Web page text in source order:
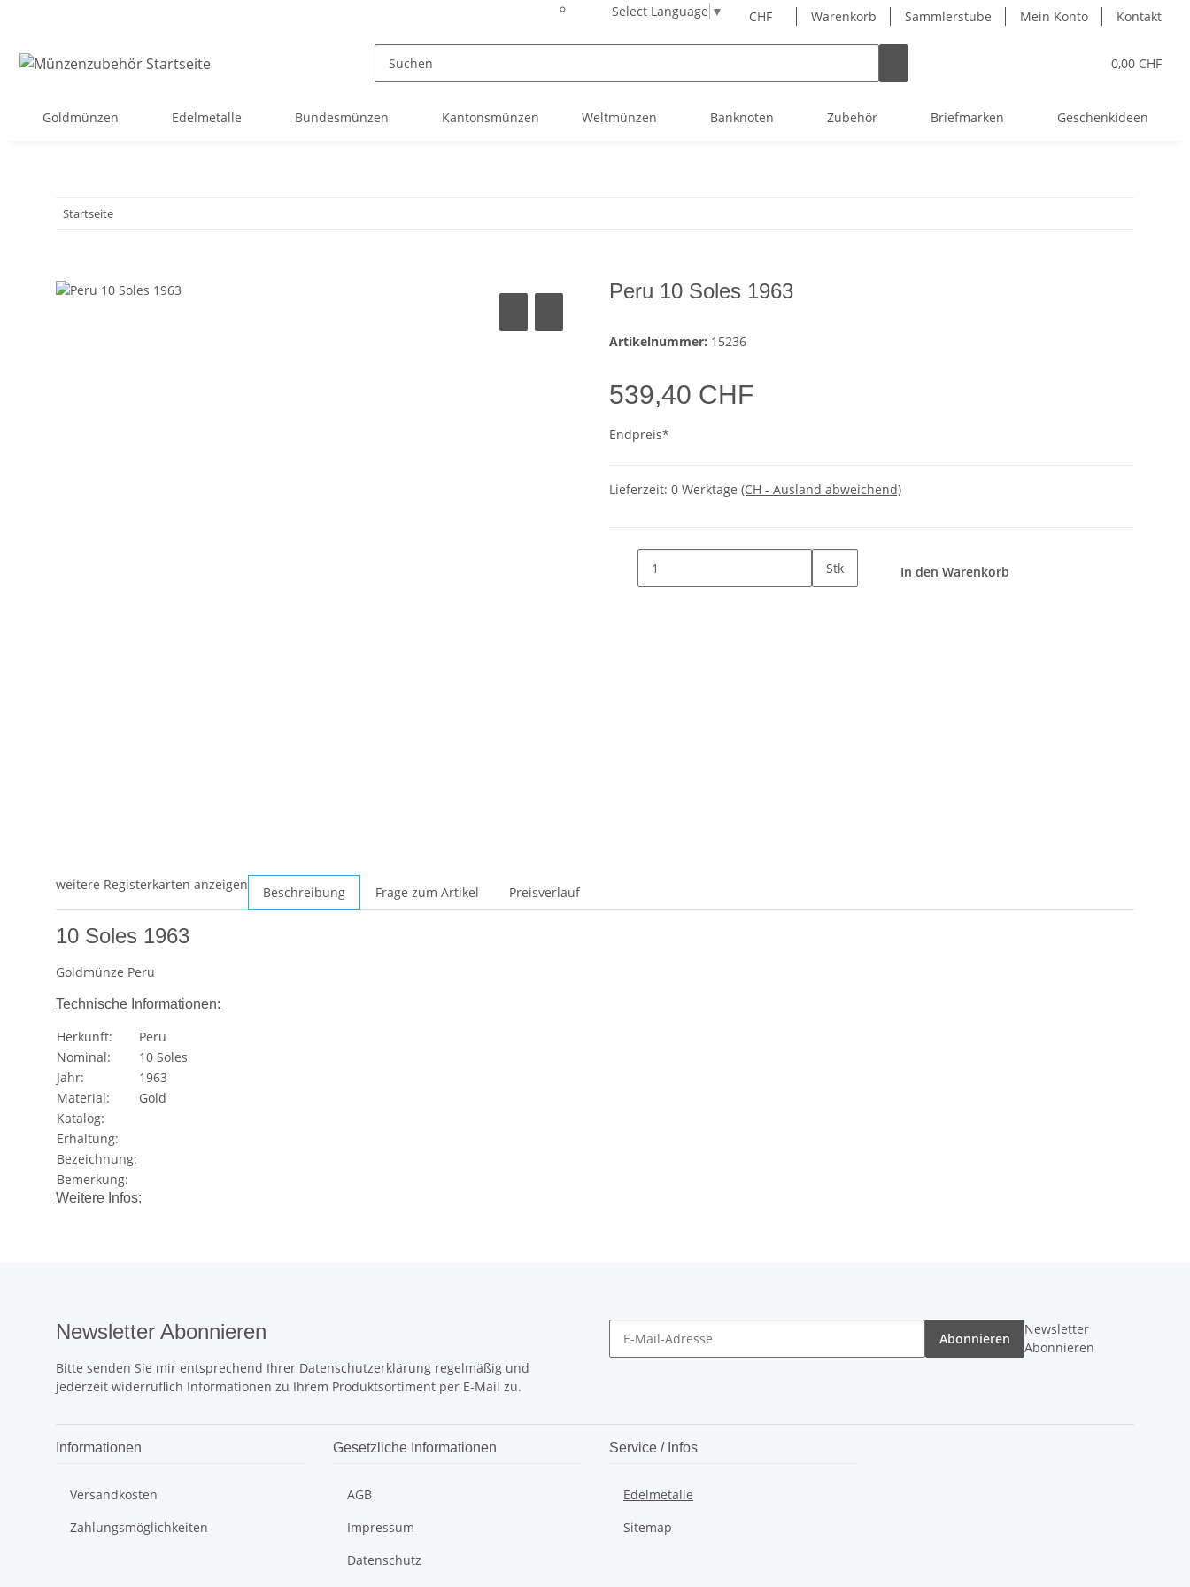
Select Language ▼ CHF Warenkorb Sammlerstube Mein Konto Kontakt
0,00 CHF
Goldmünzen Edelmetalle Bundesmünzen Kantonsmünzen Weltmünzen Banknoten Zubehör Briefmarken Geschenkideen
Startseite
Peru 10 Soles 1963
Artikelnummer: 15236
539,40 CHF
Endpreis*
Lieferzeit: 0 Werktage (CH - Ausland abweichend)
Stk In den Warenkorb
weitere Registerkarten anzeigen Beschreibung Frage zum Artikel Preisverlauf
10 Soles 1963
Goldmünze Peru
Technische Informationen:
Herkunft:
Peru
Nominal:
10 Soles
Jahr:
1963
Material:
Gold
Katalog:
Erhaltung:
Bezeichnung:
Bemerkung:
Weitere Infos:
Newsletter Abonnieren
Bitte senden Sie mir entsprechend Ihrer Datenschutzerklärung regelmäßig und
jederzeit widerruflich Informationen zu Ihrem Produktsortiment per E-Mail zu.
Abonnieren
Newsletter
Abonnieren
Informationen
Versandkosten
Zahlungsmöglichkeiten
Gesetzliche Informationen
AGB
Impressum
Datenschutz
Service / Infos
Edelmetalle
Sitemap